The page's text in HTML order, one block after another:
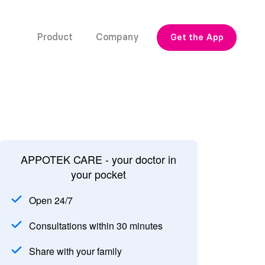
Product Company Get the App
APPOTEK CARE - your doctor in
your pocket
Open 24/7
Consultations within 30 minutes
Share with your family